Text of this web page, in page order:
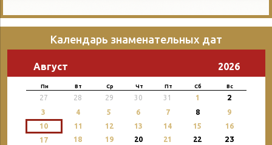
Календарь знаменательных дат
Август 2026
Пн Вт Ср Чт Пт Сб Вс
27 28 29 30 31 1 2
3 4 5 6 7 8
9
10
11 12 13 14 15
16
17
18 19 20 21 22 23